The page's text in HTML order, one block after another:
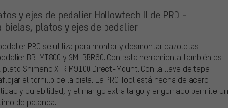
y ejes de pedalier Hollowtech II de PRO -
bielas, platos y ejes de pedalier
PRO se utiliza para montar y desmontar cazoletas
BB-MT800 y SM-BBR60. Con esta herramienta también es
Shimano XTR M9100 Direct-Mount. Con la llave de tapa
el tornillo de la biela. La PRO Tool está hecha de acero
y durabilidad, y el mango extra largo y engomado permite un
de palanca.